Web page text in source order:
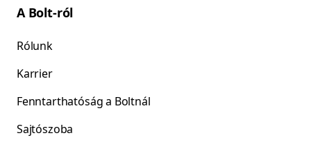
A Bolt-ról
Rólunk
Karrier
Fenntarthatóság a Boltnál
Sajtószoba